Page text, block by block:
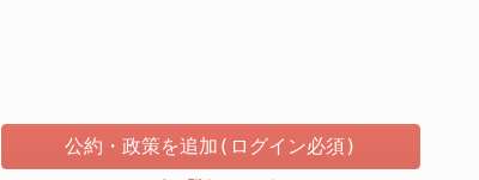
公約・政策を追加(ログイン必須)